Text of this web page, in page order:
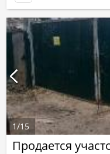
Продается
1/15